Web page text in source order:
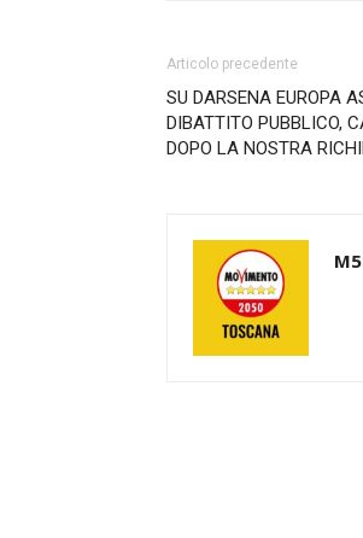
Articolo precedente
SU DARSENA EUROPA
DIBATTITO PUBBLICO,
DOPO LA NOSTRA